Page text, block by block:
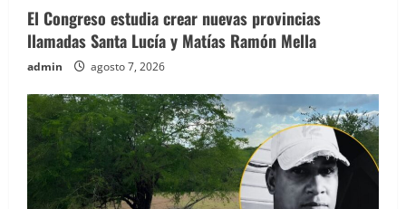
El Congreso estudia crear nuevas provincias
llamadas Santa Lucía y Matías Ramón Mella
admin agosto 7, 2026